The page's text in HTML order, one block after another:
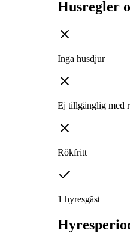
Husregler
Inga husdjur
Ej tillgänglig med
Rökfritt
1 hyresgäst